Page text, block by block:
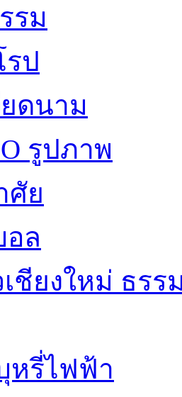
รม
รป
ดนาม
รูปภาพ
ศัย
อล
ชียงใหม่ ธรร
หรี่ไฟฟ้า